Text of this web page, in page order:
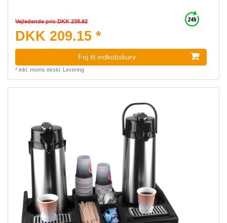
Vejledende pris DKK 238.92
DKK 209.15 *
Foj til indkobskurv
* inkl. moms ekskl. Levering